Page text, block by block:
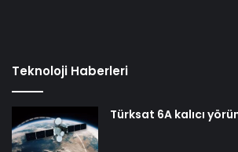
Teknoloji Haberleri
Türksat 6A kalıcı